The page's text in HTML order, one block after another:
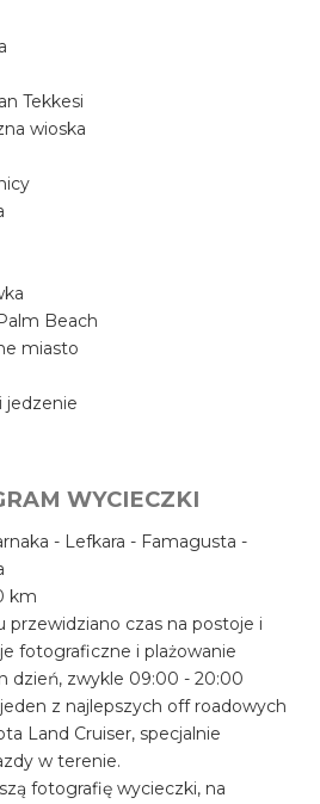
Tekkesi
wioska
Beach
miasto
jedzenie
WYCIECZKI
- Lefkara - Famagusta -
km
przewidziano czas na postoje i
fotograficzne i plażowanie
dzień, zwykle 09:00 - 20:00
z najlepszych off roadowych
Land Cruiser, specjalnie
w terenie.
fotografię wycieczki, na